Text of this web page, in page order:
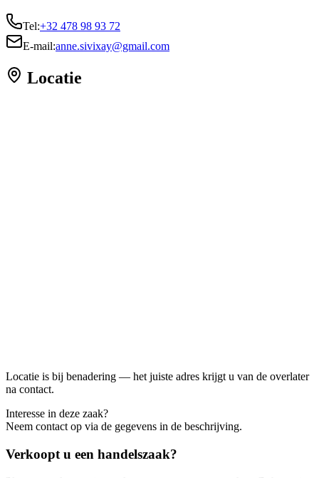
Tel:+32 478 98 93 72
E-mail:anne.sivixay@gmail.com
Locatie
Locatie is bij benadering — het juiste adres krijgt u van de overlater
na contact.
Interesse in deze zaak?
Neem contact op via de gegevens in de beschrijving.
Verkoopt u een handelszaak?